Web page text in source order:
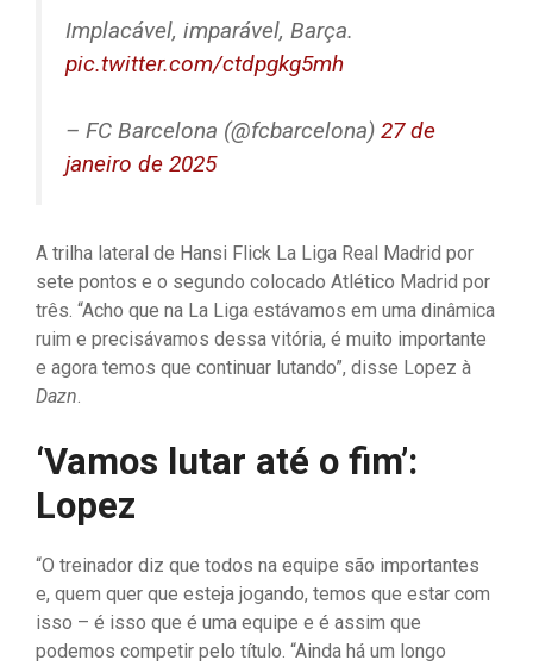
Implacável, imparável, Barça.
pic.twitter.com/ctdpgkg5mh
– FC Barcelona (@fcbarcelona) 27 de
janeiro de 2025
A trilha lateral de Hansi Flick La Liga Real Madrid por
sete pontos e o segundo colocado Atlético Madrid por
três. “Acho que na La Liga estávamos em uma dinâmica
ruim e precisávamos dessa vitória, é muito importante
e agora temos que continuar lutando”, disse Lopez à
Dazn.
‘Vamos lutar até o fim’:
Lopez
“O treinador diz que todos na equipe são importantes
e, quem quer que esteja jogando, temos que estar com
isso – é isso que é uma equipe e é assim que
podemos competir pelo título. “Ainda há um longo